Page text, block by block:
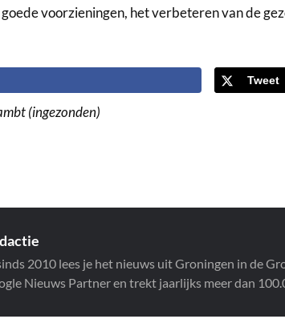
voorzieningen, het verbeteren van de
Tweet
(ingezonden)
2010 lees je het nieuws uit Groningen in de
Nieuws Partner en trekt jaarlijks meer dan